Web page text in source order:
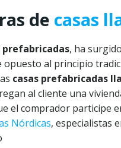
de casas
prefabricadas, ha
al principio
casas prefabricadas
al cliente una
el comprador participe
Nórdicas, especialistas